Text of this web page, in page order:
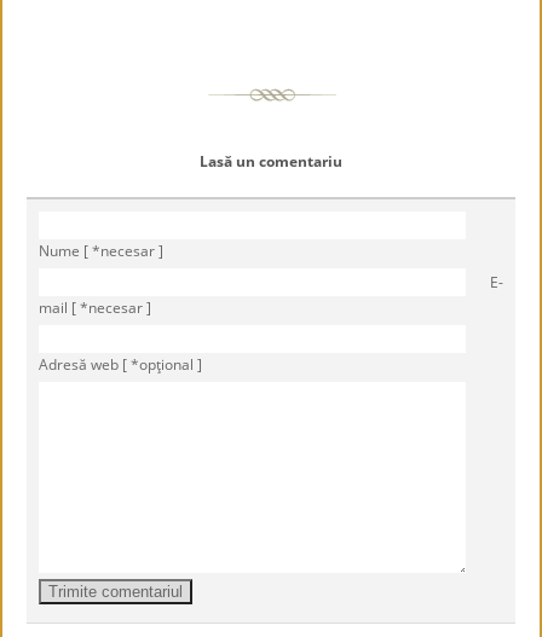
Lasă un comentariu
Nume [ *necesar ]
E-
mail [ *necesar ]
Adresă web [ *opţional ]